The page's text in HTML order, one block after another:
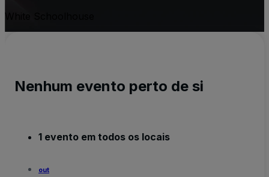
Nenhum evento perto de si
1 evento em todos os locais
out